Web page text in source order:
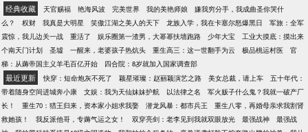
经典收藏 天官赐福 艳海风波 完美世界 我的美艳师娘
嫌我穷分手，我成曲圣你哭什
么？
权财 我真是大明星 笑傲江湖之美人的天下 龙族入学，我在卡塞尔怒爆黑日
军旅：全军
震惊，我儿边关一战
重活了 娱乐圈第一渣男，大幂幂扶墙跑路 少年大宝
工业大摸底：摸出来
个南天门计划
圣墟 一醒来，老婆孩子热炕头 重生高三：这一世翻手为云 极品桃运村医
官
梯：从薅帝国主义羊毛百亿开始
四合院：8岁就加入国家调查部
最近更新 快穿：短命炮灰不死了 颖星璀璨：赵丽颖演艺之路 美女总裁，请上车
五十年代：
带着随身空间进城奔小康
文娱：我为天仙妹妹护航 以法律之名
军火贩子什么鬼？我就一破产厂
长！
重生70：猎王归来，资本家小姐求我娶 潜龙风暴：都市兵王
重生八零，再婚母亲求我割肾
救她孩！
我反派他哥，专薅气运之女！ 双穿亮剑：老李见到我就双眼放光 最强战神
最强战